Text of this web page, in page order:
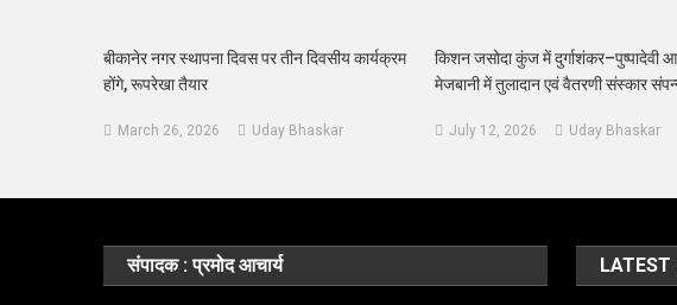
बीकानेर नगर स्थापना दिवस पर तीन दिवसीय कार्यक्रम
होंगे, रूपरेखा तैयार
March 26, 2026 Uday Bhaskar
किशन जसोदा कुंज में दुर्गाशंकर–पुष्पादेवी
मेजबानी में तुलादान एवं वैतरणी संस्कार
July 12, 2026 Uday Bhaskar
संपादक : प्रमोद आचार्य LATEST